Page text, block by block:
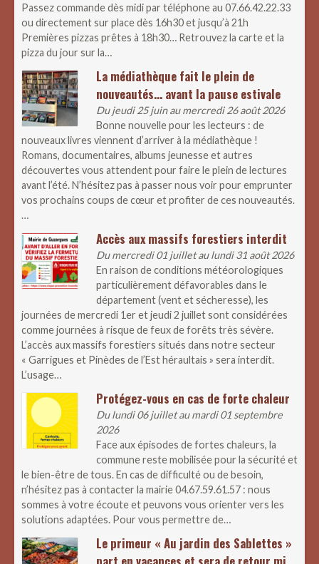
Passez commande dès midi par téléphone au 07.66.42.22.33
ou directement sur place dès 16h30 et jusqu’à 21h
Premières pizzas prêtes à 18h30… Retrouvez la carte et la
pizza du jour sur la…
La médiathèque fait le plein de
nouveautés… avant la pause estivale
Du jeudi 25 juin au mercredi 26 août 2026
Bonne nouvelle pour les lecteurs : de
nouveaux livres viennent d’arriver à la médiathèque !
Romans, documentaires, albums jeunesse et autres
découvertes vous attendent pour faire le plein de lectures
avant l’été. N’hésitez pas à passer nous voir pour emprunter
vos prochains coups de cœur et profiter de ces nouveautés.
…
Accès aux massifs forestiers interdit
Du mercredi 01 juillet au lundi 31 août 2026
En raison de conditions météorologiques
particulièrement défavorables dans le
département (vent et sécheresse), les
journées de mercredi 1er et jeudi 2 juillet sont considérées
comme journées à risque de feux de forêts très sévère.
L’accès aux massifs forestiers situés dans notre secteur
« Garrigues et Pinèdes de l’Est héraultais » sera interdit.
L’usage…
Protégez-vous en cas de forte chaleur
Du lundi 06 juillet au mardi 01 septembre
2026
Face aux épisodes de fortes chaleurs, la
commune reste mobilisée pour la sécurité et
le bien-être de tous. En cas de difficulté ou de besoin,
n’hésitez pas à contacter la mairie 04.67.59.61.57 : nous
sommes à votre écoute et peuvons vous orienter vers les
solutions adaptées. Pour vous permettre de…
Le primeur « Au jardin des Sablettes »